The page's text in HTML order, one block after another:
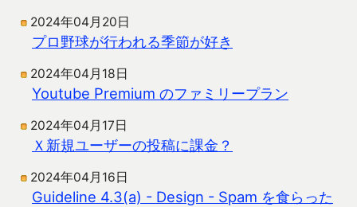
2024年04月20日
プロ野球が行われる季節が好き
2024年04月18日
Youtube Premium のファミリープラン
2024年04月17日
Ｘ新規ユーザーの投稿に課金？
2024年04月16日
Guideline 4.3(a) - Design - Spam を食らった